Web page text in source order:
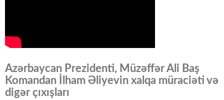
Azərbaycan Prezidenti, Müzəffər Ali Baş
Komandan İlham Əliyevin xalqa müraciəti və
digər çıxışları